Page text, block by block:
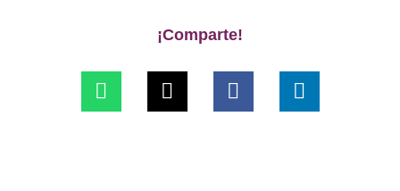
¡Comparte!